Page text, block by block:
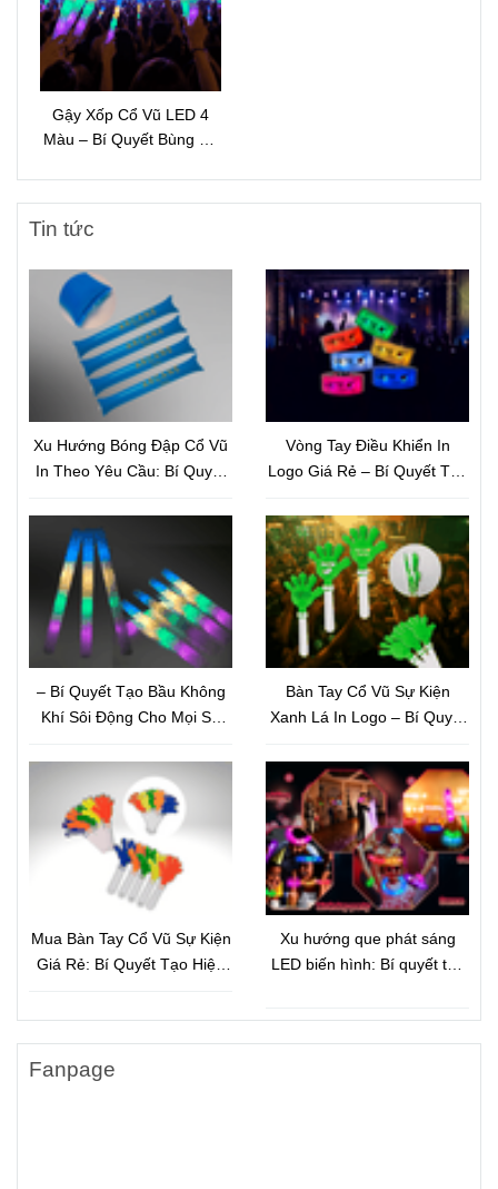
Gậy Xốp Cổ Vũ LED 4
Màu – Bí Quyết Bùng Nổ
Tin tức
Xu Hướng Bóng Đập Cổ Vũ
In Theo Yêu Cầu: Bí Quyết
Vòng Tay Điều Khiển In
Logo Giá Rẻ – Bí Quyết Tạo
Nổ Và Nâng Tầm Thương
Hiệu
– Bí Quyết Tạo Bầu Không
Khí Sôi Động Cho Mọi Sự
Bàn Tay Cổ Vũ Sự Kiện
Xanh Lá In Logo – Bí Quyết
Kiệm Nhưng Hiệu Quả Bất
Ngờ
Mua Bàn Tay Cổ Vũ Sự Kiện
Giá Rẻ: Bí Quyết Tạo Hiệu
Xu hướng que phát sáng
LED biến hình: Bí quyết tạo
Fanpage